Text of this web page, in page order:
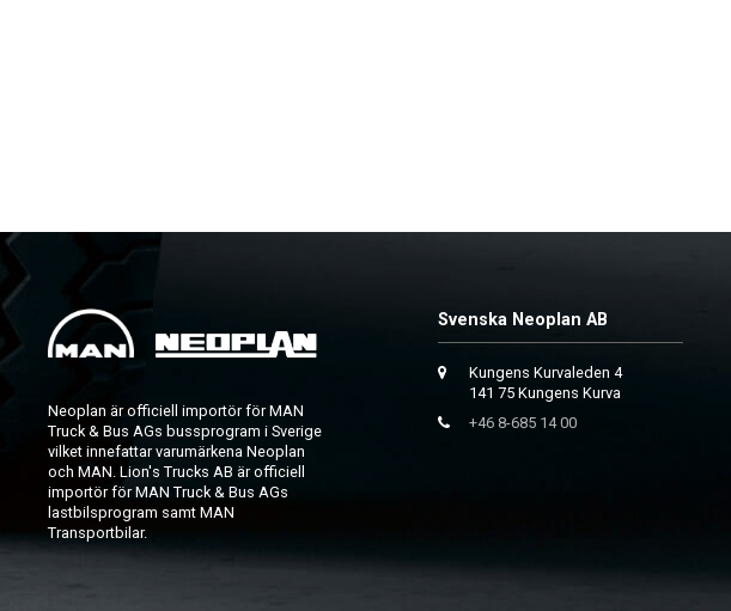
Neoplan är officiell importör för MAN
Truck & Bus AGs bussprogram i Sverige
vilket innefattar varumärkena Neoplan
och MAN. Lion's Trucks AB är officiell
importör för MAN Truck & Bus AGs
lastbilsprogram samt MAN
Transportbilar.
Svenska Neoplan AB
Kungens Kurvaleden 4
141 75 Kungens Kurva
+46 8-685 14 00